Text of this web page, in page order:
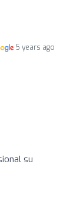
5 years ago
su